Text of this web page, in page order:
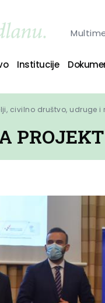
Institucije
civilno društvo, udruge i